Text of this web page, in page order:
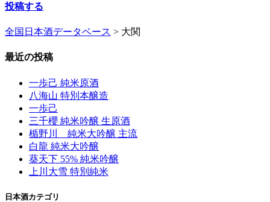
投稿する
全国日本酒データベース > 大関
最近の投稿
一歩己 純米原酒
八海山 特別本醸造
一歩己
三千櫻 純米吟醸 生原酒
楯野川 純米大吟醸 主流
白龍 純米大吟醸
葵天下 55% 純米吟醸
上川大雪 特別純米
日本酒カテゴリ